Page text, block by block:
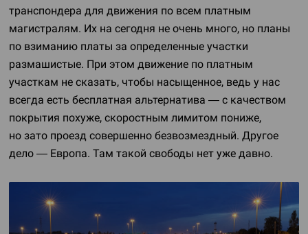
транспондера для движения по всем платным
магистралям. Их на сегодня не очень много, но планы
по взиманию платы за определенные участки
размашистые. При этом движение по платным
участкам не сказать, чтобы насыщенное, ведь у нас
всегда есть бесплатная альтернатива — с качеством
покрытия похуже, скоростным лимитом пониже,
но зато проезд совершенно безвозмездный. Другое
дело — Европа. Там такой свободы нет уже давно.